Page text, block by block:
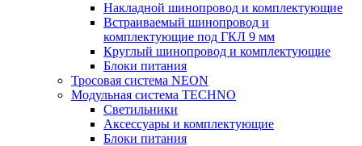
Накладной шинопровод и комплектующие
Встраиваемый шинопровод и
комплектующие под ГКЛ 9 мм
Круглый шинопровод и комплектующие
Блоки питания
Тросовая система NEON
Модульная система TECHNO
Светильники
Аксессуары и комплектующие
Блоки питания